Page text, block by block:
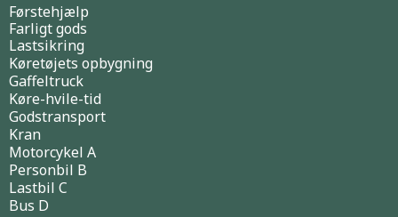
Førstehjælp
Farligt gods
Lastsikring
Køretøjets opbygning
Gaffeltruck
Køre-hvile-tid
Godstransport
Kran
Motorcykel A
Personbil B
Lastbil C
Bus D